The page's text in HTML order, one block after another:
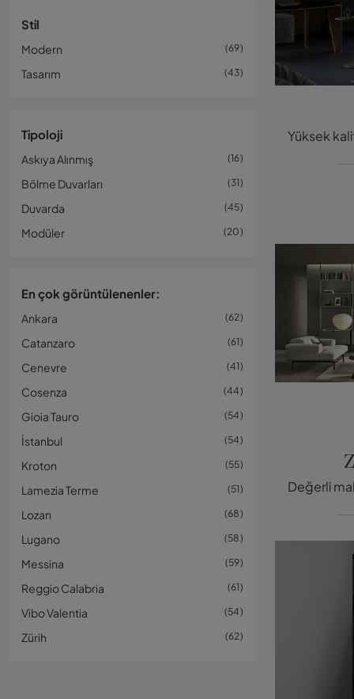
Stil
Modern 69
Tasarım 43
Tipoloji
Askıya Alınmış 16
Bölme Duvarları 31
Duvarda 45
Modüler 20
En çok görüntülenenler:
Ankara 62
Catanzaro 61
Cenevre 41
Cosenza 44
Gioia Tauro 54
İstanbul 54
Kroton 55
Lamezia Terme 51
Lozan 68
Lugano 58
Messina 59
Reggio Calabria 61
Vibo Valentia 54
Zürih 62